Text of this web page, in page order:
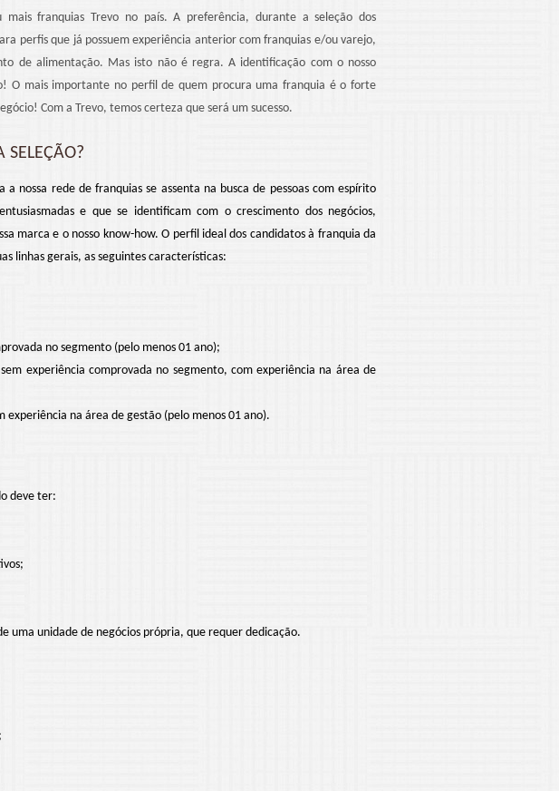
franquias Trevo no país. A preferência, durante a seleção dos
perfis que já possuem experiência anterior com franquias e/ou varejo,
de alimentação. Mas isto não é regra. A identificação com o nosso
O mais importante no perfil de quem procura uma franquia é o forte
Com a Trevo, temos certeza que será um sucesso.
a nossa rede de franquias se assenta na busca de pessoas com espírito
e que se identificam com o crescimento dos negócios,
marca e o nosso know-how. O perfil ideal dos candidatos à franquia da
linhas gerais, as seguintes características:
no segmento (pelo menos 01 ano);
experiência comprovada no segmento, com experiência na área de
na área de gestão (pelo menos 01 ano).
deve ter:
uma unidade de negócios própria, que requer dedicação.